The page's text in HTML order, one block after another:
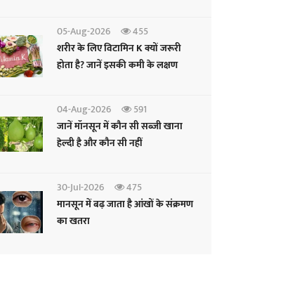
05-Aug-2026
455
शरीर के लिए विटामिन K क्यों जरूरी
होता है? जानें इसकी कमी के लक्षण
04-Aug-2026
591
जानें मॉनसून में कौन सी सब्जी खाना
हेल्दी है और कौन सी नहीं
30-Jul-2026
475
मानसून में बढ़ जाता है आंखों के संक्रमण
का खतरा